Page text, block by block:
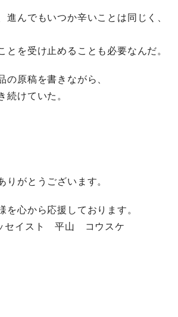
進んでもいつか辛いことは同じく、
とを受け止めることも必要なんだ。
の原稿を書きながら、
続けていた。
りがとうございます。
を心から応援しております。
セイスト 平山 コウスケ